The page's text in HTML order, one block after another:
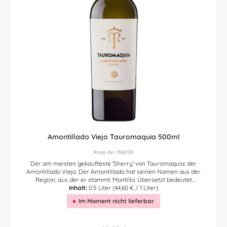
Amontillado Viejo Tauromaquia 500ml
Prod.-Nr.: 156550
Der am meisten gekaufteste 'Sherry' von Tauromaquia: der
Amontillado Viejo. Der Amontillado hat seinen Namen aus der
Region, aus der er stammt: Montilla. Übersetzt bedeutet
Amontillado soviel wie "nach Montilla Art". Herkunft dieses feinen
Amontillados ist die Region Montilla-Moriles. Diese Region ist
bekannt für ihre Rebsorte Pedro Ximenez. Im Gegensatz zur
Inhalt: 0.5 Liter (44,60 € / 1 Liter)
Im Moment nicht lieferbar